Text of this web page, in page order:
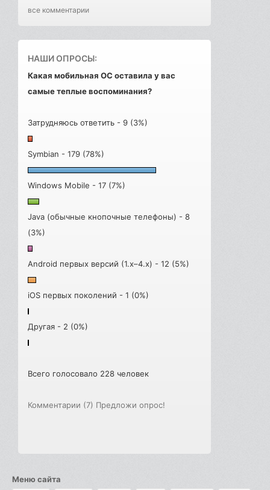
все комментарии
НАШИ ОПРОСЫ:
Какая мобильная ОС оставила у вас
самые теплые воспоминания?
Затрудняюсь ответить - 9 (3%)
Symbian - 179 (78%)
Windows Mobile - 17 (7%)
Java (обычные кнопочные телефоны) - 8
(3%)
Android первых версий (1.x–4.x) - 12 (5%)
iOS первых поколений - 1 (0%)
Другая - 2 (0%)
Всего голосовало 228 человек
Комментарии (7) Предложи опрос!
Меню сайта